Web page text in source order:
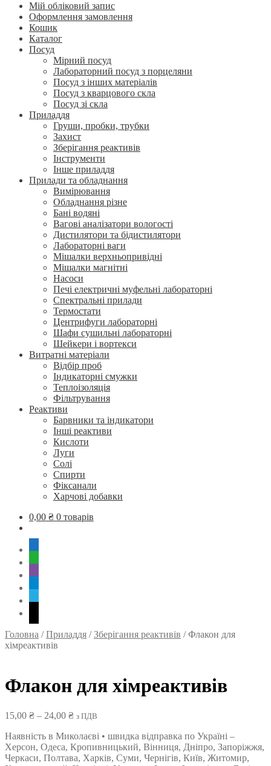
Мій обліковий запис
Оформлення замовлення
Кошик
Каталог
Посуд
Мірний посуд
Лабораторний посуд з порцеляни
Посуд з інших матеріалів
Посуд з кварцового скла
Посуд зі скла
Приладдя
Груши, пробки, трубки
Захист
Зберігання реактивів
Інструменти
Інше приладдя
Прилади та обладнання
Вимірювання
Обладнання різне
Бані водяні
Вагові аналізатори вологості
Дистилятори та бідистилятори
Лабораторні ваги
Мішалки верхньопривідні
Мішалки магнітні
Насоси
Печі електричні муфельні лабораторні
Спектральні прилади
Термостати
Центрифуги лабораторні
Шафи сушильні лабораторні
Шейкери і вортекси
Витратні матеріали
Відбір проб
Індикаторні смужки
Теплоізоляція
Фільтрування
Реактиви
Барвники та індикатори
Інші реактиви
Кислоти
Луги
Солі
Спирти
Фіксанали
Харчові добавки
0,00 ₴ 0 товарів
Головна /Приладдя /Зберігання реактивів /Флакон для
хімреактивів
Флакон для хімреактивів
15,00 ₴ – 24,00 ₴Діапазон
від
15,00 ₴
до
з ПДВ
Наявність в Миколаєві • швидка відправка по Україні –
Херсон, Одеса, Кропивницький, Вінниця, Дніпро, Запоріжжя,
Черкаси, Полтава, Харків, Суми, Чернігів, Київ, Житомир,